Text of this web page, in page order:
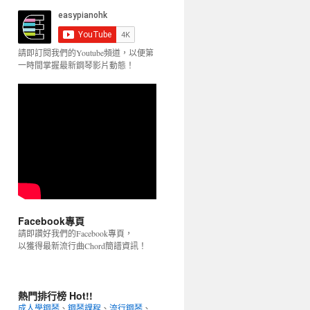
請即訂閱我們的Youtube頻道，以便第
一時間掌握最新鋼琴影片動態！
Facebook專頁
請即讚好我們的Facebook專頁，
以獲得最新流行曲Chord簡譜資訊！
熱門排行榜 Hot!!